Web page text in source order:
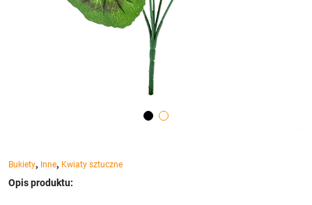
Bukiety, Inne, Kwiaty sztuczne
Opis produktu: